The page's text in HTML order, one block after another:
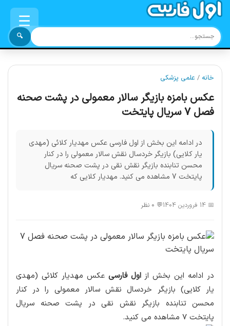
☰
🔍
خانه / علمی پزشکی
عکس بامزه بازیگر سالار معمولی در پشت صحنه
فصل 7 سریال پایتخت
در ادامه این بخش از اول فارسی عکس مهدیار کلائی (مهدی
یار کلایی) بازیگر خردسال نقش سالار معمولی را در کنار
محسن تنابنده بازیگر نقش نقی در پشت صحنه سریال
پایتخت 7 مشاهده می کنید. مهدیار کلایی که
📅 14 فروردین 1404 💬 0 نظر
در ادامه این بخش از اول فارسی عکس مهدیار کلائی (مهدی
یار کلایی) بازیگر خردسال نقش سالار معمولی را در کنار
محسن تنابنده بازیگر نقش نقی در پشت صحنه سریال
پایتخت 7 مشاهده می کنید.